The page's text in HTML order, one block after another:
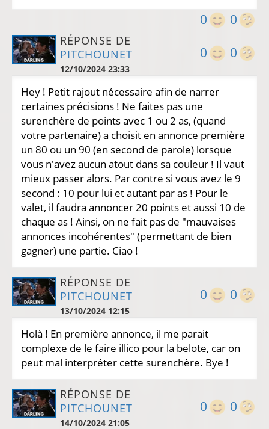
0
0
0
0
RÉPONSE DE
PITCHOUNET
12/10/2024 23:33
Hey ! Petit rajout nécessaire afin de narrer
certaines précisions ! Ne faites pas une
surenchère de points avec 1 ou 2 as, (quand
votre partenaire) a choisit en annonce première
un 80 ou un 90 (en second de parole) lorsque
vous n'avez aucun atout dans sa couleur ! Il vaut
mieux passer alors. Par contre si vous avez le 9
second : 10 pour lui et autant par as ! Pour le
valet, il faudra annoncer 20 points et aussi 10 de
chaque as ! Ainsi, on ne fait pas de "mauvaises
annonces incohérentes" (permettant de bien
gagner) une partie. Ciao !
0
0
RÉPONSE DE
PITCHOUNET
13/10/2024 12:15
Holà ! En première annonce, il me parait
complexe de le faire illico pour la belote, car on
peut mal interpréter cette surenchère. Bye !
0
0
RÉPONSE DE
PITCHOUNET
14/10/2024 21:05